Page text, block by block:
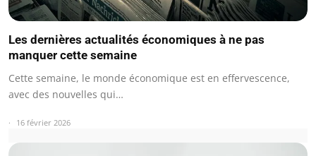
Les dernières actualités économiques à ne pas
manquer cette semaine
Cette semaine, le monde économique est en effervescence,
avec des nouvelles qui…
16 février 2026